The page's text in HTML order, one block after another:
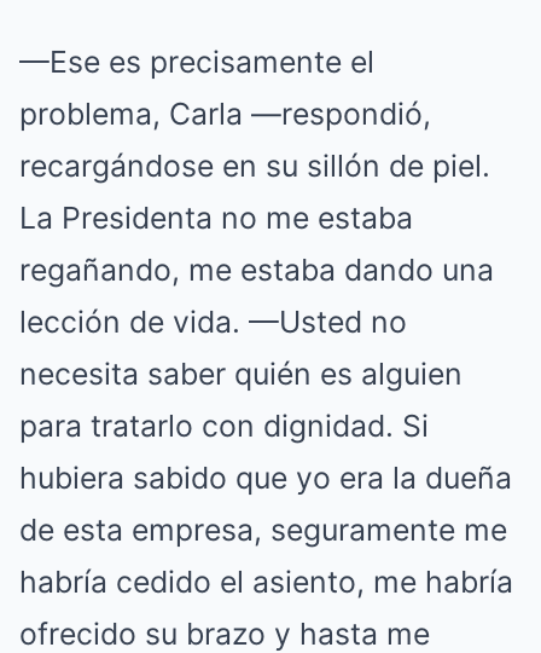
—Ese es precisamente el
problema, Carla —respondió,
recargándose en su sillón de piel.
La Presidenta no me estaba
regañando, me estaba dando una
lección de vida. —Usted no
necesita saber quién es alguien
para tratarlo con dignidad. Si
hubiera sabido que yo era la dueña
de esta empresa, seguramente me
habría cedido el asiento, me habría
ofrecido su brazo y hasta me